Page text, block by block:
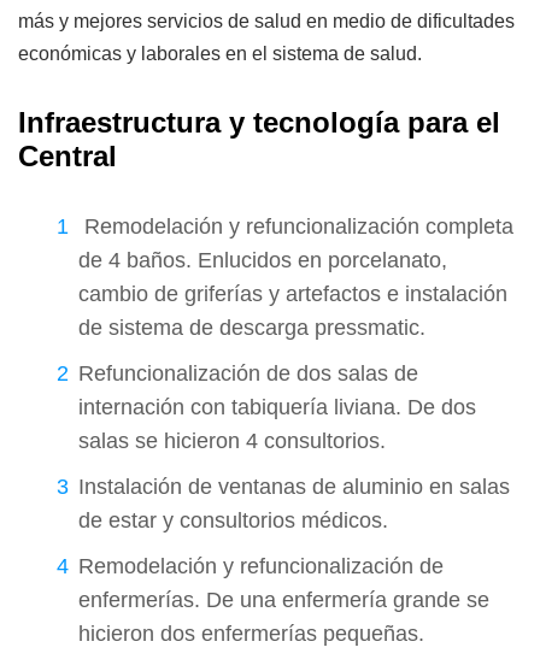
más y mejores servicios de salud en medio de dificultades
económicas y laborales en el sistema de salud.
Infraestructura y tecnología para el
Central
Remodelación y refuncionalización completa
de 4 baños. Enlucidos en porcelanato,
cambio de griferías y artefactos e instalación
de sistema de descarga pressmatic.
Refuncionalización de dos salas de
internación con tabiquería liviana. De dos
salas se hicieron 4 consultorios.
Instalación de ventanas de aluminio en salas
de estar y consultorios médicos.
Remodelación y refuncionalización de
enfermerías. De una enfermería grande se
hicieron dos enfermerías pequeñas.